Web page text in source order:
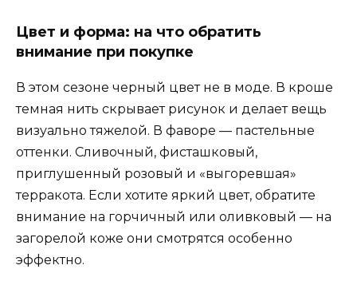
Цвет и форма: на что обратить
внимание при покупке
В этом сезоне черный цвет не в моде. В кроше
темная нить скрывает рисунок и делает вещь
визуально тяжелой. В фаворе — пастельные
оттенки. Сливочный, фисташковый,
приглушенный розовый и «выгоревшая»
терракота. Если хотите яркий цвет, обратите
внимание на горчичный или оливковый — на
загорелой коже они смотрятся особенно
эффектно.